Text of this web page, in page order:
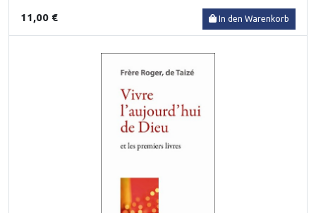
11,00 € In den Warenkorb